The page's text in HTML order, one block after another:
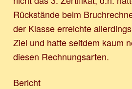
Rückstände beim
der Klasse erreichte
Ziel und hatte seitdem kaum
diesen Rechnungsarten.
Bericht